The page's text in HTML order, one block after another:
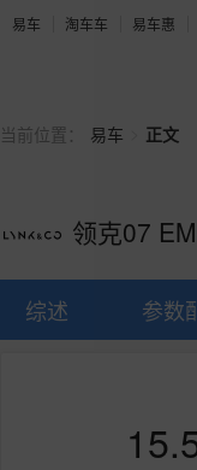
易车 淘车车 易车惠
当前位置： 易车 正文
领克07
综述 参数